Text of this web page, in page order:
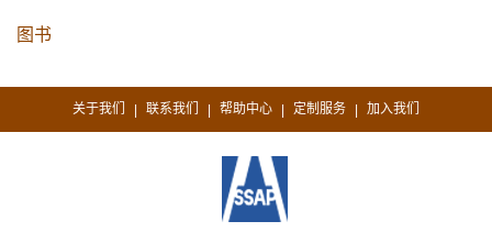
图书
关于我们 | 联系我们 | 帮助中心 | 定制服务 | 加入我们